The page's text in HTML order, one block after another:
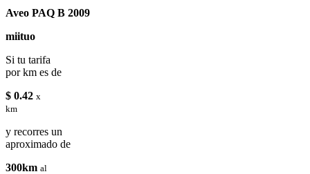
Aveo PAQ B 2009
miituo
Si tu tarifa
por km es de
$ 0.42 x
km
y recorres un
aproximado de
300km al